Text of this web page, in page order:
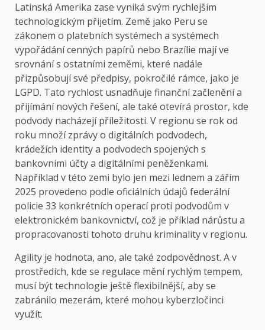
Latinská Amerika zase vyniká svým rychlejším
technologickým přijetím. Země jako Peru se
zákonem o platebních systémech a systémech
vypořádání cenných papírů nebo Brazílie mají ve
srovnání s ostatními zeměmi, které nadále
přizpůsobují své předpisy, pokročilé rámce, jako je
LGPD. Tato rychlost usnadňuje finanční začlenění a
přijímání nových řešení, ale také otevírá prostor, kde
podvody nacházejí příležitosti. V regionu se rok od
roku množí zprávy o digitálních podvodech,
krádežích identity a podvodech spojených s
bankovními účty a digitálními peněženkami.
Například v této zemi bylo jen mezi lednem a zářím
2025 provedeno podle oficiálních údajů federální
policie 33 konkrétních operací proti podvodům v
elektronickém bankovnictví, což je příklad nárůstu a
propracovanosti tohoto druhu kriminality v regionu.
Agility je hodnota, ano, ale také zodpovědnost. A v
prostředích, kde se regulace mění rychlým tempem,
musí být technologie ještě flexibilnější, aby se
zabránilo mezerám, které mohou kyberzločinci
využít.